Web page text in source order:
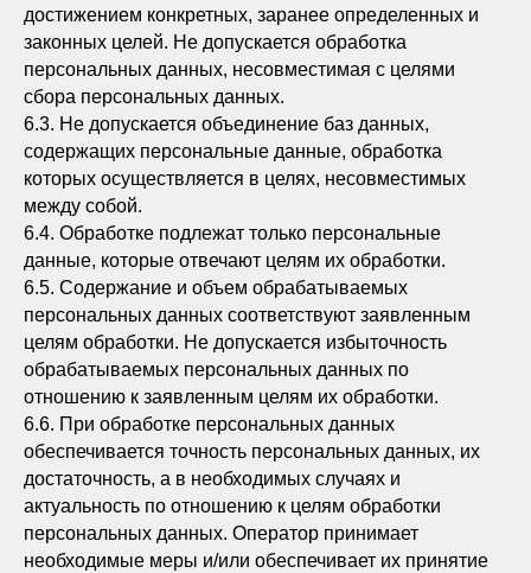
достижением конкретных, заранее определенных и
законных целей. Не допускается обработка
персональных данных, несовместимая с целями
сбора персональных данных.
6.3. Не допускается объединение баз данных,
содержащих персональные данные, обработка
которых осуществляется в целях, несовместимых
между собой.
6.4. Обработке подлежат только персональные
данные, которые отвечают целям их обработки.
6.5. Содержание и объем обрабатываемых
персональных данных соответствуют заявленным
целям обработки. Не допускается избыточность
обрабатываемых персональных данных по
отношению к заявленным целям их обработки.
6.6. При обработке персональных данных
обеспечивается точность персональных данных, их
достаточность, а в необходимых случаях и
актуальность по отношению к целям обработки
персональных данных. Оператор принимает
необходимые меры и/или обеспечивает их принятие